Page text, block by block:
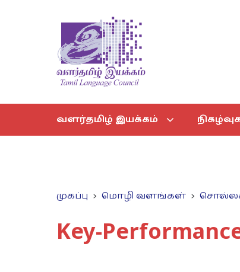
வளர்தமிழ் இயக்கம்
முகப்பு மொழி வளங்கள்
Key-